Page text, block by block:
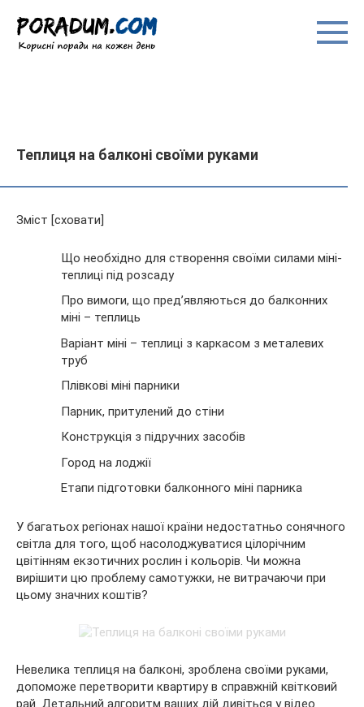
вмісту
Теплиця на балконі своїми руками
Зміст [сховати]
Що необхідно для створення своїми силами міні-
теплиці під розсаду
Про вимоги, що пред’являються до балконних
міні – теплиць
Варіант міні – теплиці з каркасом з металевих
труб
Плівкові міні парники
Парник, притулений до стіни
Конструкція з підручних засобів
Город на лоджії
Етапи підготовки балконного міні парника
У багатьох регіонах нашої країни недостатньо сонячного
світла для того, щоб насолоджуватися цілорічним
цвітінням екзотичних рослин і кольорів. Чи можна
вирішити цю проблему самотужки, не витрачаючи при
цьому значних коштів?
Невелика теплиця на балконі, зроблена своїми руками,
допоможе перетворити квартиру в справжній квітковий
рай. Детальний алгоритм ваших дій дивіться у відео